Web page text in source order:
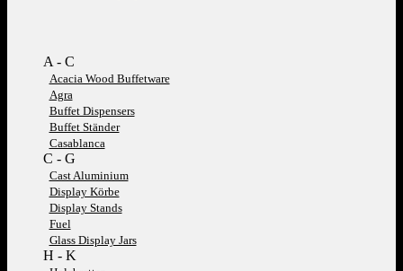
A - C
Acacia Wood Buffetware
Agra
Buffet Dispensers
Buffet Ständer
Casablanca
C - G
Cast Aluminium
Display Körbe
Display Stands
Fuel
Glass Display Jars
H - K